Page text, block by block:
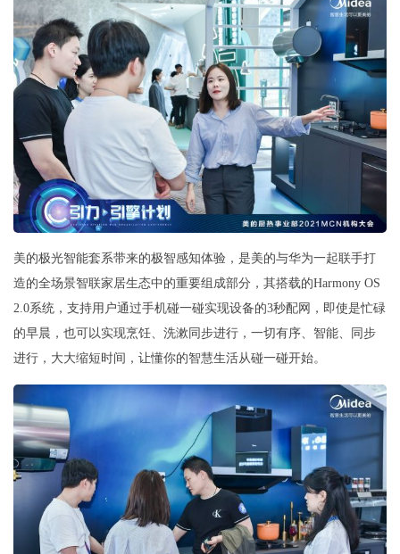
美的极光智能套系带来的极智感知体验，是美的与华为一起联手打
造的全场景智联家居生态中的重要组成部分，其搭载的Harmony OS
2.0系统，支持用户通过手机碰一碰实现设备的3秒配网，即使是忙碌
的早晨，也可以实现烹饪、洗漱同步进行，一切有序、智能、同步
进行，大大缩短时间，让懂你的智慧生活从碰一碰开始。